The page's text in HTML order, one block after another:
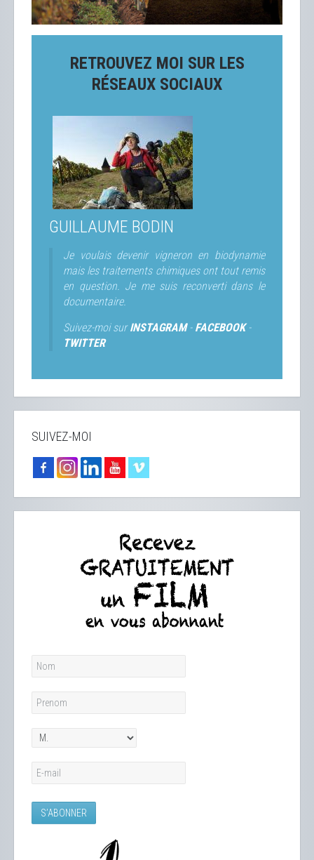
RETROUVEZ MOI SUR LES
RÉSEAUX SOCIAUX
GUILLAUME BODIN
Je voulais devenir vigneron en biodynamie
mais les traitements chimiques ont tout remis
en question. Je me suis reconverti dans le
documentaire.
Suivez-moi surINSTAGRAM- FACEBOOK-
TWITTER
SUIVEZ-MOI